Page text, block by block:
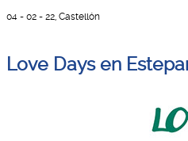
04 - 02 - 22, Castellón
Love Days en